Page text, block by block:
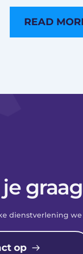
READ
dienstverlening
op